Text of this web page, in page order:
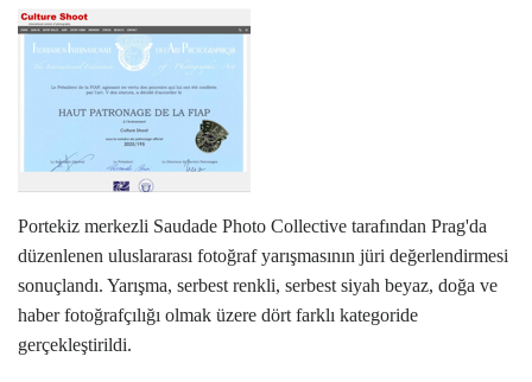
Portekiz merkezli Saudade Photo Collective tarafından Prag'da
düzenlenen uluslararası fotoğraf yarışmasının jüri değerlendirmesi
sonuçlandı. Yarışma, serbest renkli, serbest siyah beyaz, doğa ve
haber fotoğrafçılığı olmak üzere dört farklı kategoride
gerçekleştirildi.